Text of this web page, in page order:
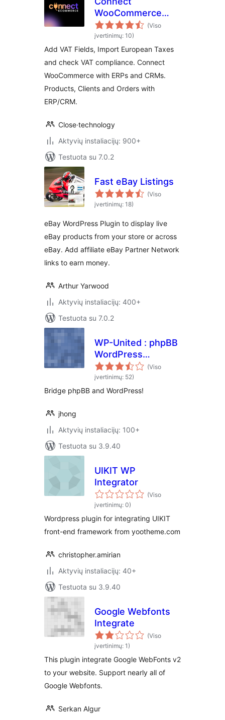
WooCommerce
Shop to ERP/CRM,
Verifactu and
EU/VAT Compliance
(Viso
įvertinimų: 10)
Add VAT Fields, Import European Taxes
and check VAT compliance. Connect
WooCommerce with ERPs and CRMs.
Products, Clients and Orders with
ERP/CRM.
Close·technology
Aktyvių instaliacijų: 900+
Testuota su 7.0.2
Fast eBay Listings
(Viso
įvertinimų: 18)
eBay WordPress Plugin to display live
eBay products from your store or across
eBay. Add affiliate eBay Partner Network
links to earn money.
Arthur Yarwood
Aktyvių instaliacijų: 400+
Testuota su 7.0.2
WP-United : phpBB
WordPress
Integration
(Viso
įvertinimų: 52)
Bridge phpBB and WordPress!
jhong
Aktyvių instaliacijų: 100+
Testuota su 3.9.40
UIKIT WP
Integrator
(Viso
įvertinimų: 0)
Wordpress plugin for integrating UIKIT
front-end framework from yootheme.com
christopher.amirian
Aktyvių instaliacijų: 40+
Testuota su 3.9.40
Google Webfonts
Integrate
(Viso
įvertinimų: 1)
This plugin integrate Google WebFonts v2
to your website. Support nearly all of
Google Webfonts.
Serkan Algur